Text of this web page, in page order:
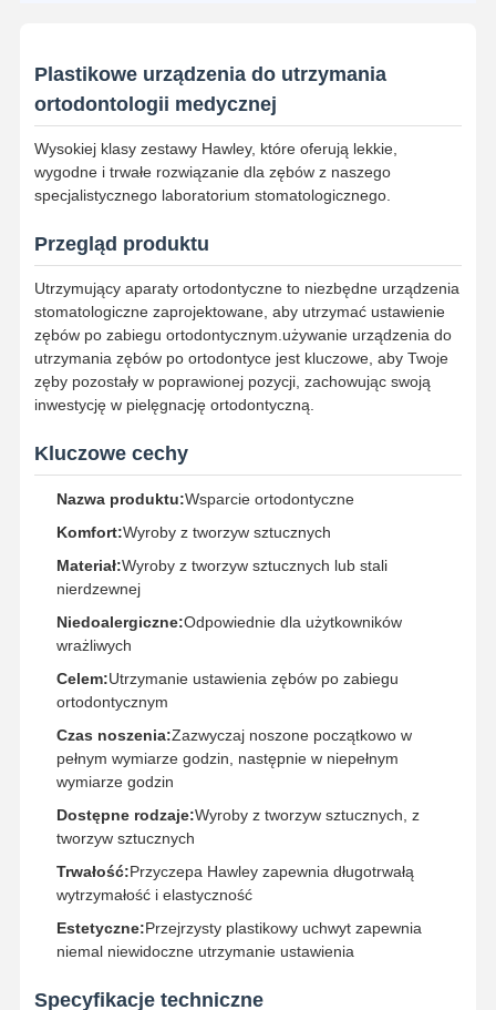
Dom Produkty O Nas
Po Fabryce
Plastikowe urządzenia do utrzymania
ortodontologii medycznej
Wysokiej klasy zestawy Hawley, które oferują lekkie,
wygodne i trwałe rozwiązanie dla zębów z naszego
specjalistycznego laboratorium stomatologicznego.
Przegląd produktu
Utrzymujący aparaty ortodontyczne to niezbędne urządzenia
stomatologiczne zaprojektowane, aby utrzymać ustawienie
zębów po zabiegu ortodontycznym.używanie urządzenia do
utrzymania zębów po ortodontyce jest kluczowe, aby Twoje
zęby pozostały w poprawionej pozycji, zachowując swoją
inwestycję w pielęgnację ortodontyczną.
Kluczowe cechy
Nazwa produktu:Wsparcie ortodontyczne
Komfort:Wyroby z tworzyw sztucznych
Materiał:Wyroby z tworzyw sztucznych lub stali
nierdzewnej
Niedoalergiczne:Odpowiednie dla użytkowników
wrażliwych
Celem:Utrzymanie ustawienia zębów po zabiegu
ortodontycznym
Czas noszenia:Zazwyczaj noszone początkowo w
pełnym wymiarze godzin, następnie w niepełnym
wymiarze godzin
Dostępne rodzaje:Wyroby z tworzyw sztucznych, z
tworzyw sztucznych
Trwałość:Przyczepa Hawley zapewnia długotrwałą
wytrzymałość i elastyczność
Estetyczne:Przejrzysty plastikowy uchwyt zapewnia
niemal niewidoczne utrzymanie ustawienia
Specyfikacje techniczne